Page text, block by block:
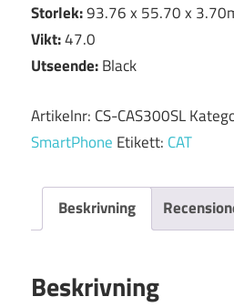
Storlek:93.76 x 55.70 x
Vikt:47.0
Utseende:Black
Artikelnr: CS-CAS300SL
SmartPhone Etikett: CAT
Beskrivning
Beskrivning